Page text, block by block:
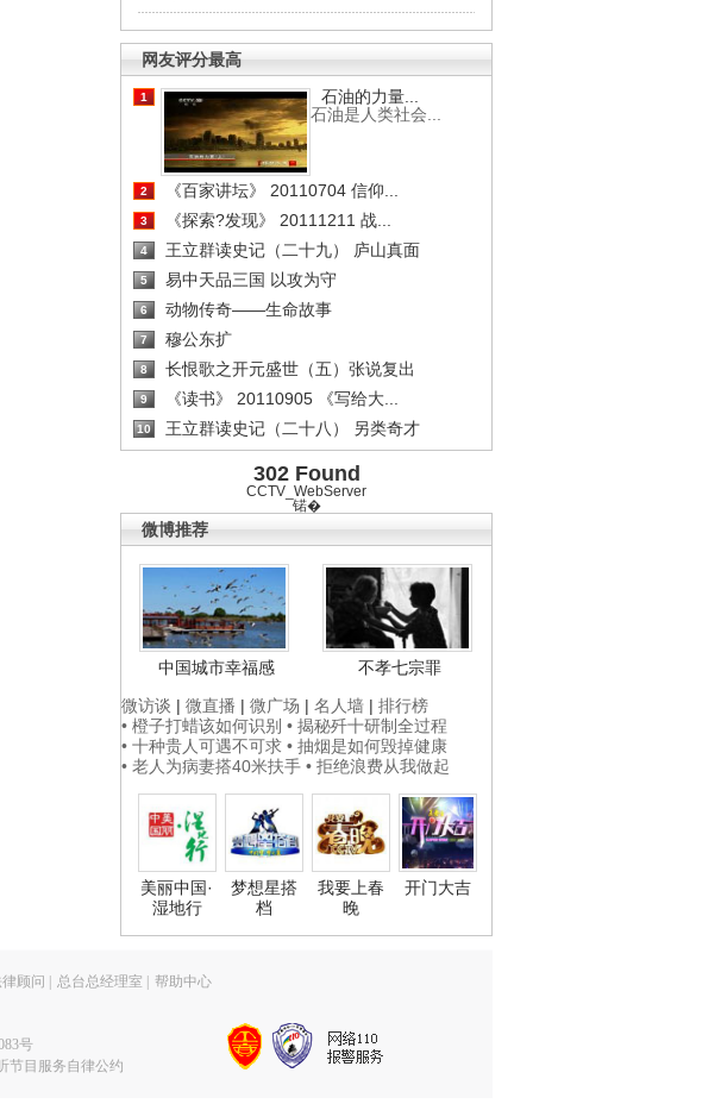
网友评分最高
1
石油的力量...
石油是人类社会...
2 《百家讲坛》 20110704 信仰...
3 《探索?发现》 20111211 战...
4 王立群读史记（二十九） 庐山真面
5 易中天品三国 以攻为守
6 动物传奇——生命故事
7 穆公东扩
8 长恨歌之开元盛世（五）张说复出
9 《读书》 20110905 《写给大...
10 王立群读史记（二十八） 另类奇才
302 Found
CCTV_WebServer
锘�
微博推荐
中国城市幸福感
不孝七宗罪
微访谈 | 微直播 | 微广场 | 名人墙 | 排行榜
• 橙子打蜡该如何识别 • 揭秘歼十研制全过程
• 十种贵人可遇不可求 • 抽烟是如何毁掉健康
• 老人为病妻搭40米扶手 • 拒绝浪费从我做起
美丽中国·
湿地行
梦想星搭
档
我要上春
晚
开门大吉
顾问 总台总经理室 帮助中心
号
节目服务自律公约